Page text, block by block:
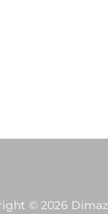
© 2026